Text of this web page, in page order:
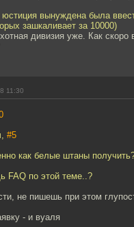
юстиция вынуждена была
зашкаливает за 10000)
дивизия уже. Как
11:30
#5
как белые штаны
FAQ по этой теме..?
не пишешь при этом
- и вуаля